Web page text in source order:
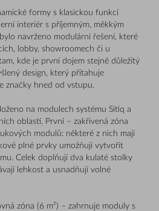
formy s klasickou funkcí
interiér s příjemným, měkkým
navrženo modulární řešení, které
lobby, showroomech či u
kde je první dojem stejně důležitý
design, který přitahuje
značky hned od vstupu.
na modulech systému Sitiq a
oblastí. První – zakřivená zóna
modulů: některé z nich mají
plné prvky umožňují vytvořit
Celek doplňují dva kulaté stolky
lehkost a usnadňují volné
zóna (6 m²) – zahrnuje moduly s